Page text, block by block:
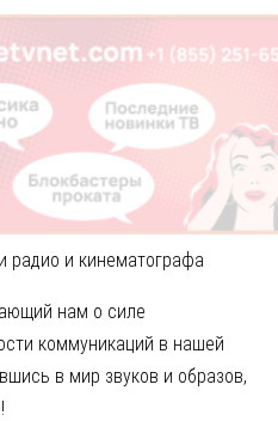
радио и кинематографа
нам о силе
коммуникаций в нашей
в мир звуков и образов,